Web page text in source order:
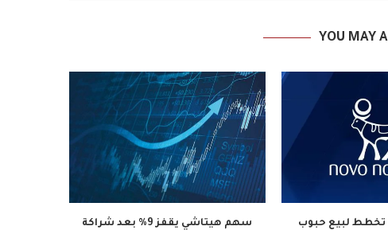
YOU MAY
تخطط لبيع حبوب
سهم هيتاشي يقفز 9% بعد شراكة